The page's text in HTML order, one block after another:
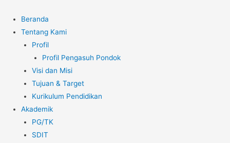
Beranda
Tentang Kami
Profil
Profil Pengasuh Pondok
Visi dan Misi
Tujuan & Target
Kurikulum Pendidikan
Akademik
PG/TK
SDIT